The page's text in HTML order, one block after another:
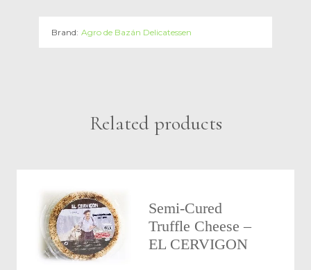
Brand: Agro de Bazán Delicatessen
Related products
Semi-Cured
Truffle Cheese –
EL CERVIGON